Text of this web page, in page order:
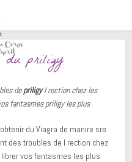
du priligy
depriligyl rection chez les
fantasmespriligyles plus
du Viagra de manire sre
des troubles de l rection chez
vos fantasmes les plus